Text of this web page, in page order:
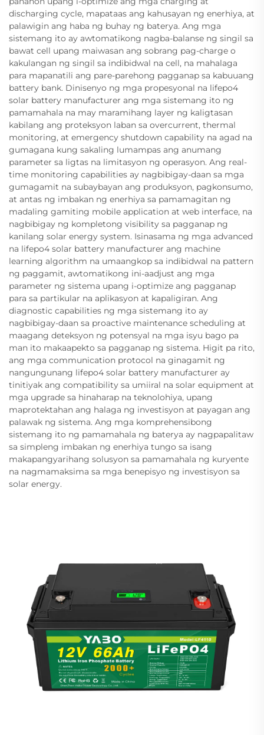
discharging cycle, mapataas ang kahusayan ng enerhiya, at
palawigin ang haba ng buhay ng baterya. Ang mga
sistemang ito ay awtomatikong nagba-balanse ng singil sa
bawat cell upang maiwasan ang sobrang pag-charge o
kakulangan ng singil sa indibidwal na cell, na mahalaga
para mapanatili ang pare-parehong pagganap sa kabuuang
battery bank. Dinisenyo ng mga propesyonal na lifepo4
solar battery manufacturer ang mga sistemang ito ng
pamamahala na may maramihang layer ng kaligtasan
kabilang ang proteksyon laban sa overcurrent, thermal
monitoring, at emergency shutdown capability na agad na
gumagana kung sakaling lumampas ang anumang
parameter sa ligtas na limitasyon ng operasyon. Ang real-
time monitoring capabilities ay nagbibigay-daan sa mga
gumagamit na subaybayan ang produksyon, pagkonsumo,
at antas ng imbakan ng enerhiya sa pamamagitan ng
madaling gamiting mobile application at web interface, na
nagbibigay ng kompletong visibility sa pagganap ng
kanilang solar energy system. Isinasama ng mga advanced
na lifepo4 solar battery manufacturer ang machine
learning algorithm na umaangkop sa indibidwal na pattern
ng paggamit, awtomatikong ini-aadjust ang mga
parameter ng sistema upang i-optimize ang pagganap
para sa partikular na aplikasyon at kapaligiran. Ang
diagnostic capabilities ng mga sistemang ito ay
nagbibigay-daan sa proactive maintenance scheduling at
maagang deteksyon ng potensyal na mga isyu bago pa
man ito makaapekto sa pagganap ng sistema. Higit pa rito,
ang mga communication protocol na ginagamit ng
nangungunang lifepo4 solar battery manufacturer ay
tinitiyak ang compatibility sa umiiral na solar equipment at
mga upgrade sa hinaharap na teknolohiya, upang
maprotektahan ang halaga ng investisyon at payagan ang
palawak ng sistema. Ang mga komprehensibong
sistemang ito ng pamamahala ng baterya ay nagpapalitaw
sa simpleng imbakan ng enerhiya tungo sa isang
makapangyarihang solusyon sa pamamahala ng kuryente
na nagmamaksima sa mga benepisyo ng investisyon sa
solar energy.